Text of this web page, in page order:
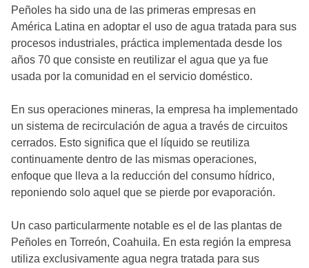
Peñoles ha sido una de las primeras empresas en
América Latina en adoptar el uso de agua tratada para sus
procesos industriales, práctica implementada desde los
años 70 que consiste en reutilizar el agua que ya fue
usada por la comunidad en el servicio doméstico.
En sus operaciones mineras, la empresa ha implementado
un sistema de recirculación de agua a través de circuitos
cerrados. Esto significa que el líquido se reutiliza
continuamente dentro de las mismas operaciones,
enfoque que lleva a la reducción del consumo hídrico,
reponiendo solo aquel que se pierde por evaporación.
Un caso particularmente notable es el de las plantas de
Peñoles en Torreón, Coahuila. En esta región la empresa
utiliza exclusivamente agua negra tratada para sus